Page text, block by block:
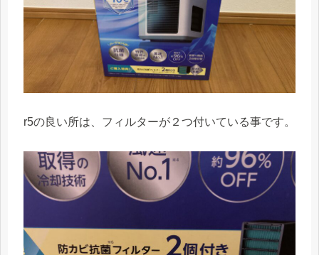
r5の良い所は、フィルターが２つ付いている事です。